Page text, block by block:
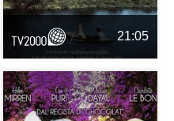
21:05